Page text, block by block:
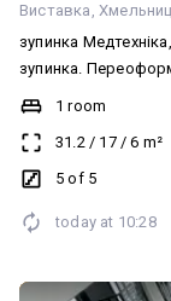
Виставка
зупинка
зупинка.
1 room
31.2/ 17/6 m²
5 of 5
today at 10:28